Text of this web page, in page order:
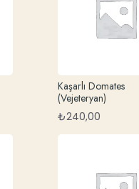
Kaşarlı Domates
(Vejeteryan)
₺240,00